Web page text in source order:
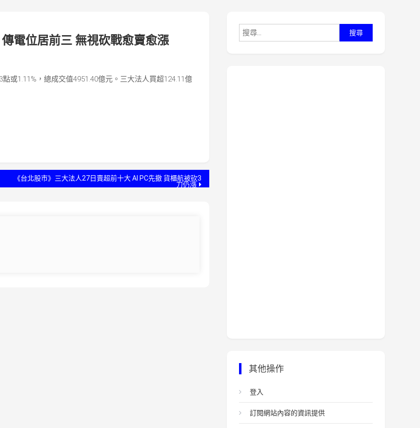
電位居前三 無視砍戰愈賣愈漲
或1.11%，總成交值4951.40億元。三大法人買超124.11億
《台北股市》三大法人27日賣超前十大 AI PC先撤 貨櫃航被砍3
刀仍漲
尋
其他操作
登入
訂閱網站內容的資訊提供